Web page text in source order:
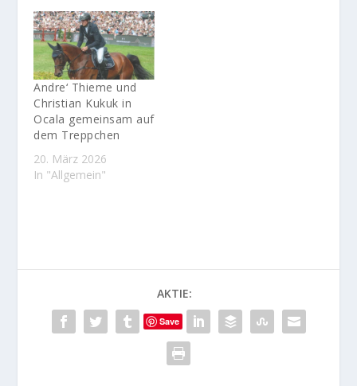
Andre‘ Thieme und
Christian Kukuk in
Ocala gemeinsam auf
dem Treppchen
20. März 2026
In "Allgemein"
AKTIE:
Save